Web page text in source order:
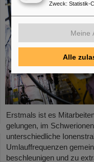
Erstmals ist es
gelungen, im
unterschiedliche
Umlauffrequenzen
beschleunigen und zu
Zweck: Statistik-
Meine
Alle